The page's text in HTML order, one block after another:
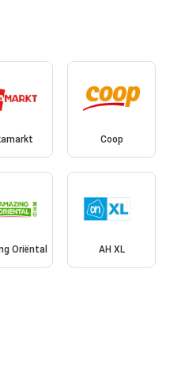
Coop
Oriëntal AH XL